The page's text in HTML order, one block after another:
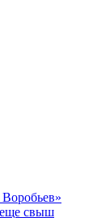
еще свыш